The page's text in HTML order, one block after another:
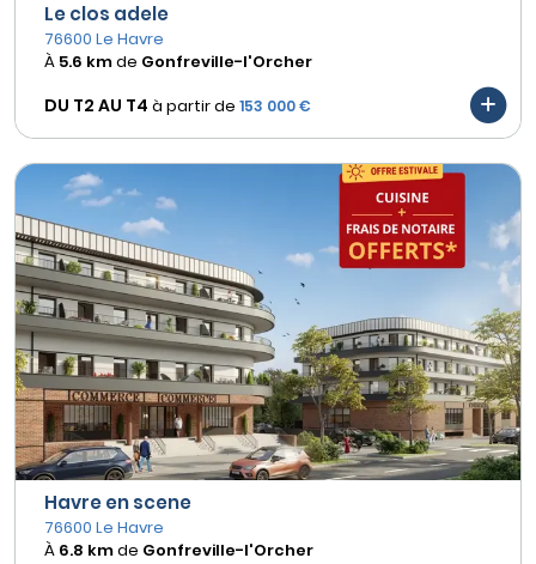
Le clos adele
76600 Le Havre
À 5.6 kmde Gonfreville-l'Orcher
DU T2 AU T4 à partir de 153 000 €
Havre en scene
76600 Le Havre
À 6.8 kmde Gonfreville-l'Orcher